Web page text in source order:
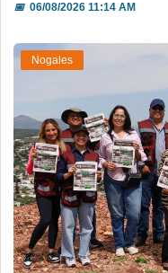
📅06/08/2026 11:14 AM
Nogales